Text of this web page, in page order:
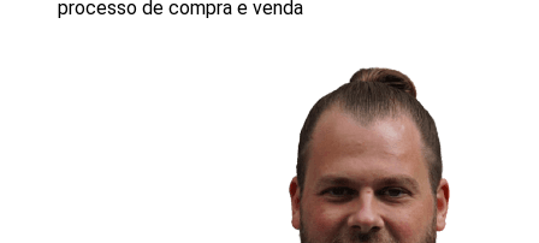
processo de compra e venda